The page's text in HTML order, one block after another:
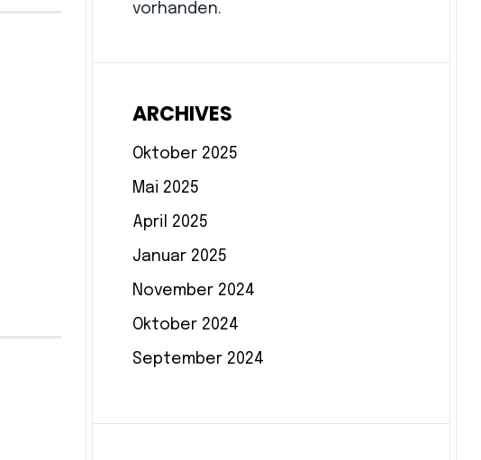
vorhanden.
ARCHIVES
Oktober 2025
Mai 2025
April 2025
Januar 2025
November 2024
Oktober 2024
September 2024